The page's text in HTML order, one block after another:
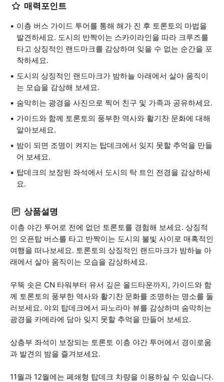
매력포인트
이층 버스 가이드 투어를 통해 해가 진 후 토론토의 마법을
발견하세요. 도시의 반짝이는 스카이라인을 따라 크루즈를
타고 상징적인 랜드마크를 감상하며 잊을 수 없는 순간을 포
착하세요.
도시의 상징적인 랜드마크가 밤하늘 아래에서 살아 움직이
는 모습을 감상해 보세요.
숨막히는 광경을 사진으로 찍어 친구 및 가족과 공유하세요.
가이드와 함께 토론토의 풍부한 역사와 활기찬 문화에 대해
알아보세요.
밤이 되면 조명이 켜지는 탑데크에서 잊지 못할 추억을 만들
어 보세요.
탑데크의 보장된 좌석에서 도시의 탁 트인 전경을 감상하세
요.
상품설명
이층 야간 투어로 전에 없던 토론토를 경험해 보세요. 상징적
인 오픈탑 버스를 타고 반짝이는 도시의 불빛 사이로 매혹적인
여행을 떠나보세요. 토론토의 상징적인 랜드마크가 밤하늘 아
래에서 살아 움직이는 모습을 감상하세요.
우뚝 솟은 CN 타워부터 유서 깊은 올드타운까지, 가이드와 함
께 토론토의 풍부한 역사와 활기찬 문화를 조명하는 명소를 둘
러보세요. 야외 탑데크에서 파노라마 뷰를 감상하며 숨막히는
광경을 카메라에 담아 잊지 못할 추억을 만들어 보세요.
상층부 좌석이 보장되는 토론토 이층 야간 투어에서 경이로움
과 발견의 밤을 즐겨보세요.
11월과 12월에는 폐쇄형 탑데크 차량을 이용하실 수 있습니다.